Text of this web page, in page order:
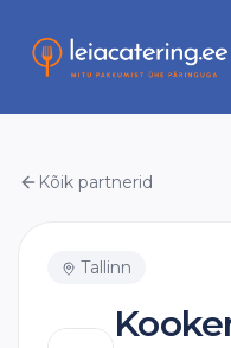
Kõik partnerid
Tallinn